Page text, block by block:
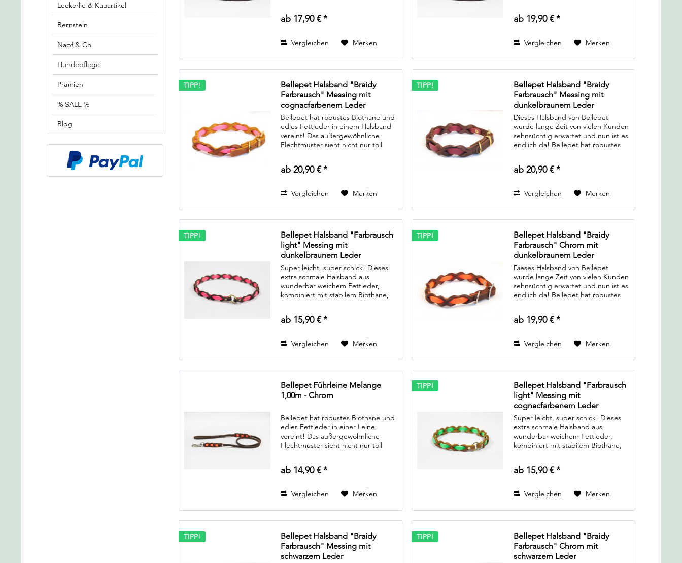
Leckerlie & Kauartikel
Bernstein
Napf & Co.
Hundepflege
Prämien
% SALE %
Blog
Farbkombinationen. Von schlichten
dunklen Farben, zum Beispiel...
ab 17,90 € *
Vergleichen Merken
Farbkombinationen. Von schlichten
dunklen Farben, zum Beispiel...
ab 19,90 € *
Vergleichen Merken
TIPP!
Bellepet Halsband "Braidy
Farbrausch" Messing mit
cognacfarbenem Leder
Bellepet hat robustes Biothane und
edles Fettleder in einem Halsband
vereint! Das außergewöhnliche
Flechtmuster sieht nicht nur toll
Farbkombinationen. Von schlichten
dunklen Farben, zum Beispiel...
ab 20,90 € *
Vergleichen Merken
TIPP!
Bellepet Halsband "Braidy
Farbrausch" Messing mit
dunkelbraunem Leder
Dieses Halsband von Bellepet
wurde lange Zeit von vielen Kunden
sehnsüchtig erwartet und nun ist es
endlich da! Bellepet hat robustes
einem Halsband vereint! Das
außergewöhnliche Flechtmuster
ab 20,90 € *
Vergleichen Merken
TIPP!
Bellepet Halsband "Farbrausch
light" Messing mit
dunkelbraunem Leder
Super leicht, super schick! Dieses
extra schmale Halsband aus
wunderbar weichem Fettleder,
kombiniert mit stabilem Biothane,
leichtführige Hunde, die nur "pro
forma" ein Halsband brauchen.
ab 15,90 € *
Vergleichen Merken
TIPP!
Bellepet Halsband "Braidy
Farbrausch" Chrom mit
dunkelbraunem Leder
Dieses Halsband von Bellepet
wurde lange Zeit von vielen Kunden
sehnsüchtig erwartet und nun ist es
endlich da! Bellepet hat robustes
einem Halsband vereint! Das
außergewöhnliche Flechtmuster
ab 19,90 € *
Vergleichen Merken
Bellepet Führleine Melange
1,00m - Chrom
Bellepet hat robustes Biothane und
edles Fettleder in einer Leine
vereint! Das außergewöhnliche
Flechtmuster sieht nicht nur toll
Farbkombinationen. Von schlichten
dunklen Farben, zum Beispiel...
ab 14,90 € *
Vergleichen Merken
TIPP!
Bellepet Halsband "Farbrausch
light" Messing mit
cognacfarbenem Leder
Super leicht, super schick! Dieses
extra schmale Halsband aus
wunderbar weichem Fettleder,
kombiniert mit stabilem Biothane,
leichtführige Hunde, die nur "pro
forma" ein Halsband brauchen.
ab 15,90 € *
Vergleichen Merken
TIPP!
Bellepet Halsband "Braidy
Farbrausch" Messing mit
schwarzem Leder
TIPP!
Bellepet Halsband "Braidy
Farbrausch" Chrom mit
schwarzem Leder